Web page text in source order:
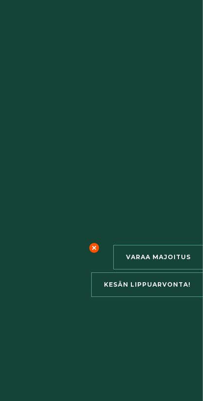
VARAA MAJOITUS
KESÄN LIPPUARVONTA!